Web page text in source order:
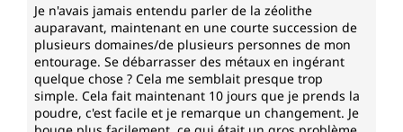
Je n'avais jamais entendu parler de la zéolithe
auparavant, maintenant en une courte succession de
plusieurs domaines/de plusieurs personnes de mon
entourage. Se débarrasser des métaux en ingérant
quelque chose ? Cela me semblait presque trop
simple. Cela fait maintenant 10 jours que je prends la
poudre, c'est facile et je remarque un changement. Je